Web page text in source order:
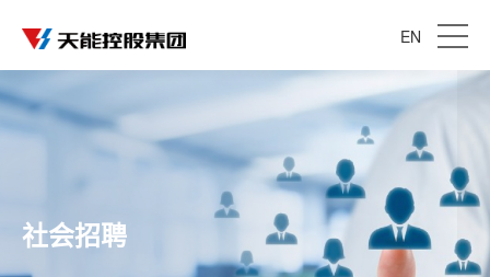
EN
社会招聘